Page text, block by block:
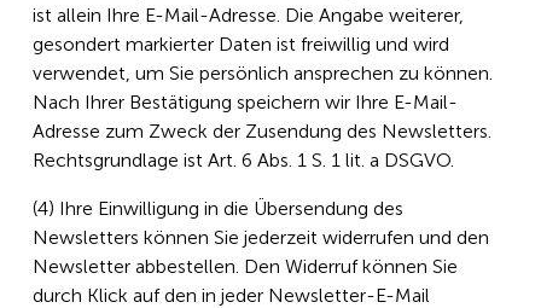
ist allein Ihre E-Mail-Adresse. Die Angabe weiterer,
gesondert markierter Daten ist freiwillig und wird
verwendet, um Sie persönlich ansprechen zu können.
Nach Ihrer Bestätigung speichern wir Ihre E-Mail-
Adresse zum Zweck der Zusendung des Newsletters.
Rechtsgrundlage ist Art. 6 Abs. 1 S. 1 lit. a DSGVO.
(4) Ihre Einwilligung in die Übersendung des
Newsletters können Sie jederzeit widerrufen und den
Newsletter abbestellen. Den Widerruf können Sie
durch Klick auf den in jeder Newsletter-E-Mail